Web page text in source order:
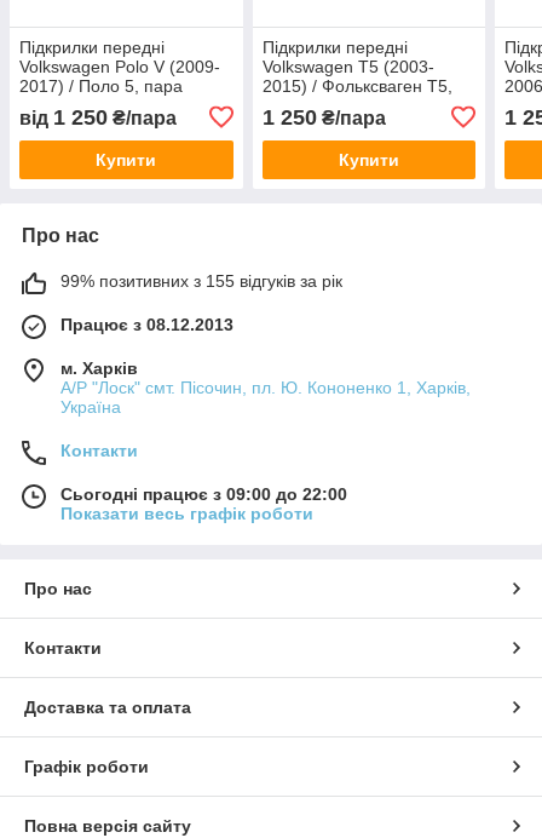
Підкрилки передні
Volkswagen Polo V (2009-
2017) / Поло 5, пара
від 1 250 ₴/пара
Купити
Підкрилки передні
Volkswagen T5 (2003-
2015) / Фольксваген Т5,
1 250₴/пара
Купити
1
Про нас
99% позитивних з 155 відгуків за рік
Працює з 08.12.2013
м. Харків
А/Р "Лоск" смт. Пісочин, пл. Ю. Кононенко 1, Харків,
Україна
Контакти
Сьогодні працює з 09:00 до 22:00
Показати весь графік роботи
Про нас
Контакти
Доставка та оплата
Графік роботи
Повна версія сайту